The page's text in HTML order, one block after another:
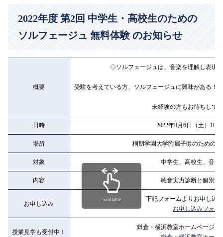
2022年度 第2回 中学生・高校生のための
ソルフェージュ 無料体験 のお知らせ
概要
◇ソルフェージュは、音楽を理解し表現
受験を考えている方、ソルフェージュに興味がある！
未経験の方もお待ちして
日時 2022年8月6日（土）
場所 桐朋学園大学附属子供のための
対象 中学生、高校生、音大
内容 聴音実力診断と個別学
お申し込み
下記フォームよりお申し込
お申し込みフォー
授業見学も受付中！
鎌倉・横浜教室ホームページを
scrollable